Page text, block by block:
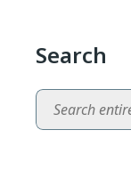
Search
Search